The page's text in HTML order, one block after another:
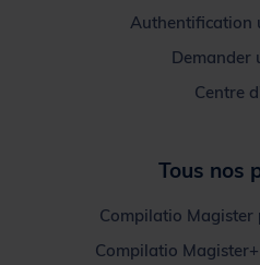
Authentification
Demander
Centre
Tous nos
Compilatio Magister
Compilatio